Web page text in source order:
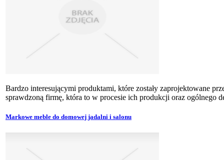
Bardzo interesującymi produktami, które zostały zaprojektowane
sprawdzoną firmę, która to w procesie ich produkcji oraz ogólnego
Markowe meble do domowej jadalni i salonu